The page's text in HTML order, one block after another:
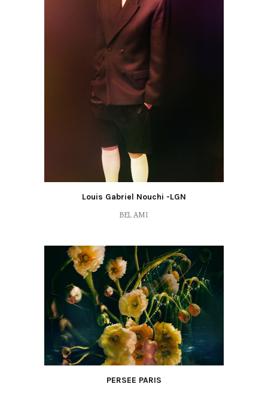
Louis Gabriel Nouchi -LGN
BEL AMI
PERSEE PARIS